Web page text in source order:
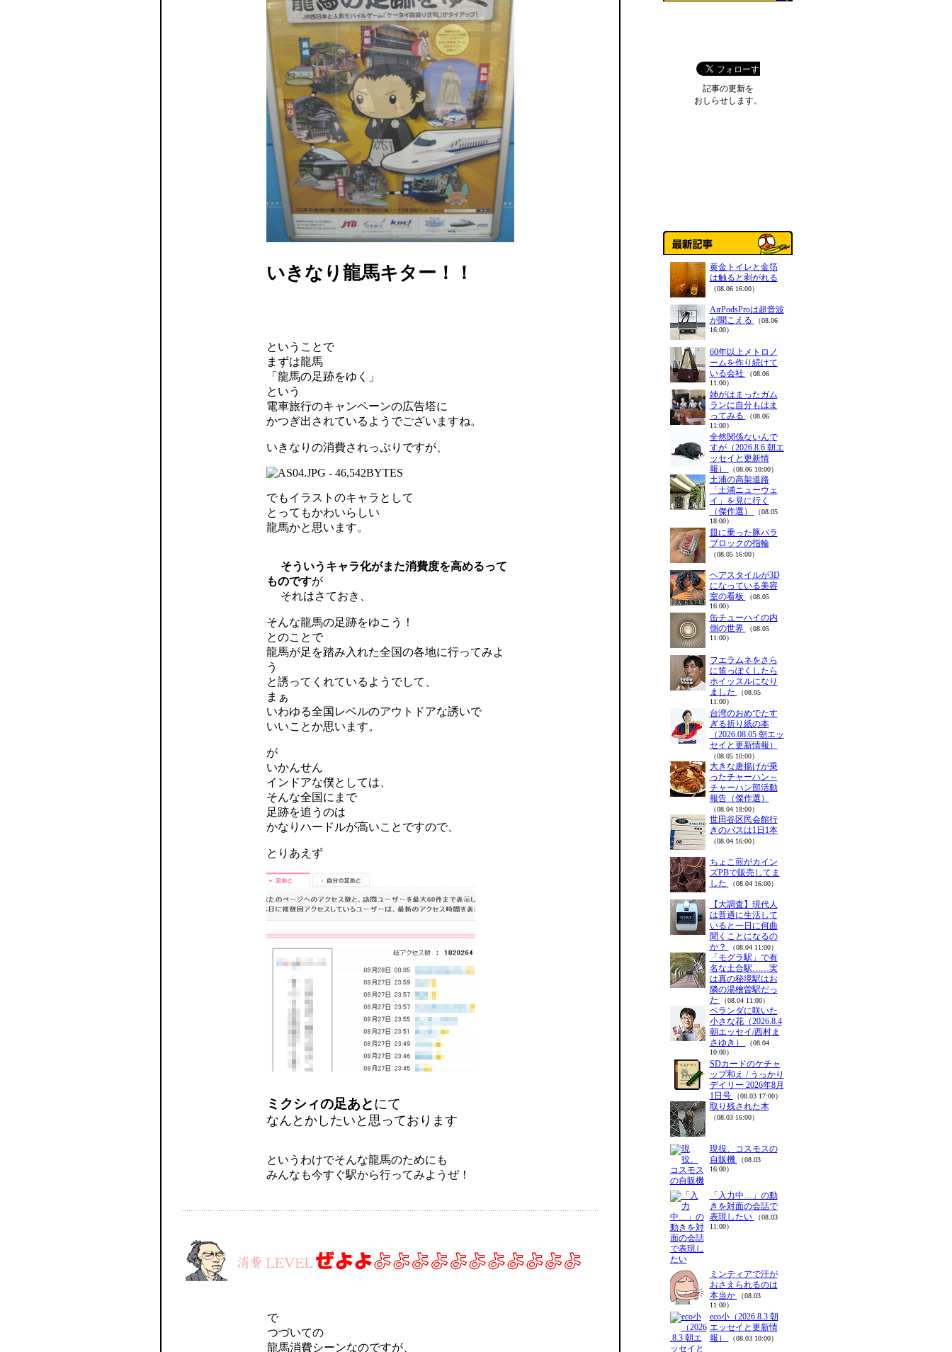
いきなり龍馬キター！！
ということで
まずは龍馬
「龍馬の足跡をゆく」
という
電車旅行のキャンペーンの広告塔に
かつぎ出されているようでございますね。
いきなりの消費されっぷりですが、
でもイラストのキャラとして
とってもかわいらしい
龍馬かと思います。
そういうキャラ化がまた消費度を高めるって
ものですが
それはさておき、
そんな龍馬の足跡をゆこう！
とのことで
龍馬が足を踏み入れた全国の各地に行ってみよ
う
と誘ってくれているようでして、
まぁ
いわゆる全国レベルのアウトドアな誘いで
いいことか思います。
が
いかんせん
インドアな僕としては、
そんな全国にまで
足跡を追うのは
かなりハードルが高いことですので、
とりあえず
ミクシィの足あとにて
なんとかしたいと思っております
というわけでそんな龍馬のためにも
みんなも今すぐ駅から行ってみようぜ！
で
つづいての
龍馬消費シーンなのですが、
記事の更新を
おしらせします。
黄金トイレと金箔
は触ると剥がれる
（08.06 16:00）
AirPodsProは超音波
が聞こえる
（08.06
16:00）
60年以上メトロノ
ームを作り続けて
いる会社
（08.06
11:00）
姉がはまったガム
ランに自分もはま
ってみる
（08.06
11:00）
全然関係ないんで
すが（2026.8.6 朝エ
ッセイと更新情
報）
（08.06 10:00）
土浦の高架道路
「土浦ニューウェ
イ」を見に行く
（傑作選）
（08.05
18:00）
皿に乗った豚バラ
ブロックの指輪
（08.05 16:00）
ヘアスタイルが3D
になっている美容
室の看板
（08.05
16:00）
缶チューハイの内
側の世界
（08.05
11:00）
フエラムネをさら
に笛っぽくしたら
ホイッスルになり
ました
（08.05
11:00）
台湾のおめでたす
ぎる折り紙の本
（2026.08.05 朝エッ
セイと更新情報）
（08.05 10:00）
大きな唐揚げが乗
ったチャーハン～
チャーハン部活動
報告（傑作選）
（08.04 18:00）
世田谷区民会館行
きのバスは1日1本
（08.04 16:00）
ちょこ煎がカイン
ズPBで販売してま
した
（08.04 16:00）
【大調査】現代人
は普通に生活して
いると一日に何曲
聞くことになるの
か？
（08.04 11:00）
「モグラ駅」で有
名な土合駅……実
は真の秘境駅はお
隣の湯檜曽駅だっ
た
（08.04 11:00）
ベランダに咲いた
小さな花（2026.8.4
朝エッセイ/西村ま
さゆき）
（08.04
10:00）
SDカードのケチャ
ップ和え / うっかり
デイリー 2026年8月
1日号
（08.03 17:00）
取り残された木
（08.03 16:00）
現役、コスモスの
自販機
（08.03
16:00）
「入力中…」の動
きを対面の会話で
表現したい
（08.03
11:00）
ミンティアで汗が
おさえられるのは
本当か
（08.03
11:00）
eco小（2026.8.3 朝
エッセイと更新情
報）
（08.03 10:00）